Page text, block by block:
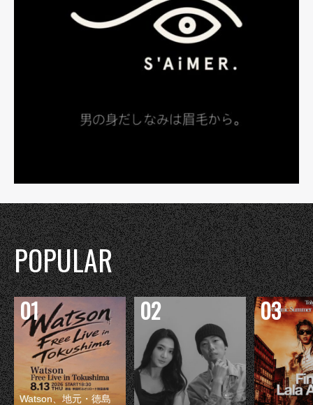
POPULAR
Watson、地元・徳島